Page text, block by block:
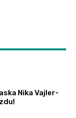
Nika Vajler-